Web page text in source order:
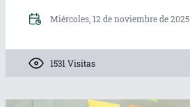
Miércoles, 12 de noviembre de 2025
1531 Visitas